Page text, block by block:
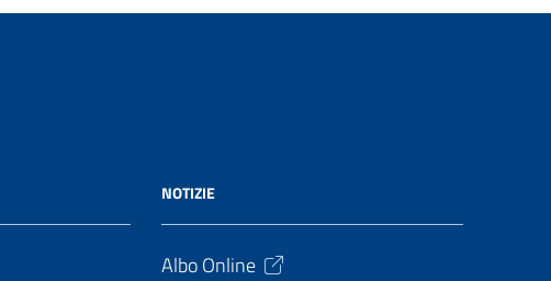
NOTIZIE
Albo Online